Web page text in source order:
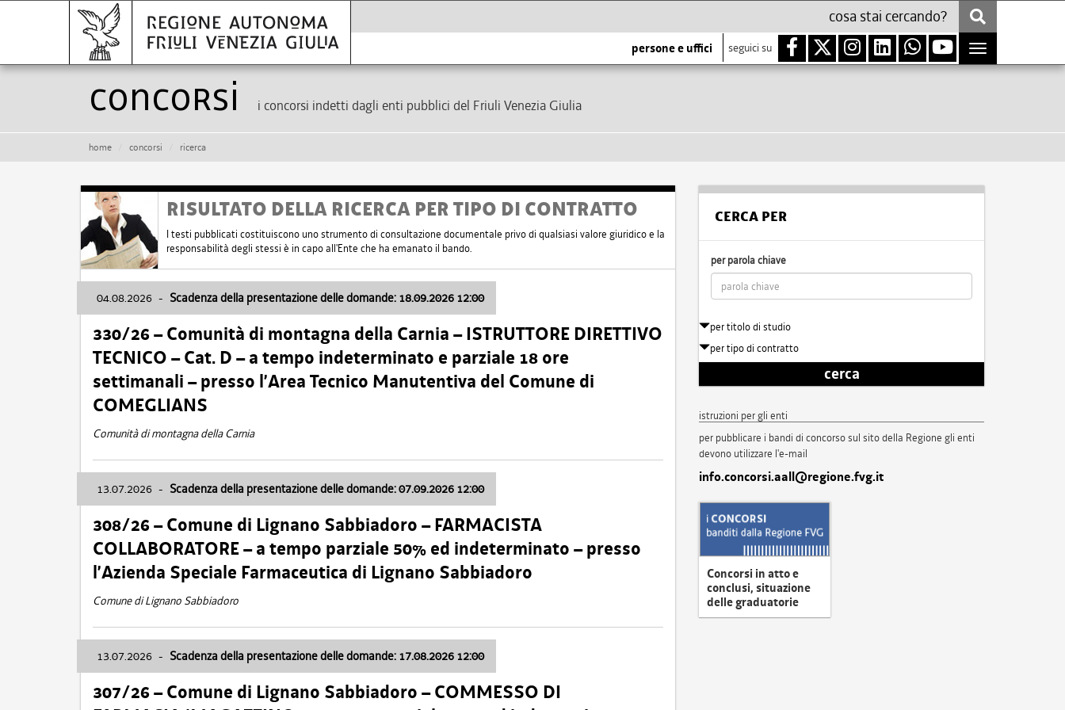
persone e uffici seguici su
Toggle
navigation
Concorsi i concorsi indetti dagli enti pubblici del Friuli Venezia Giulia
home concorsi ricerca
RISULTATO DELLA RICERCA PER TIPO DI CONTRATTO
I testi pubblicati costituiscono uno strumento di consultazione documentale privo di qualsiasi valore giuridico e la
responsabilità degli stessi è in capo all'Ente che ha emanato il bando.
04.08.2026 - Scadenza della presentazione delle domande: 18.09.2026 12:00
330/26 – Comunità di montagna della Carnia – ISTRUTTORE DIRETTIVO
TECNICO – Cat. D – a tempo indeterminato e parziale 18 ore
settimanali – presso l’Area Tecnico Manutentiva del Comune di
COMEGLIANS
Comunità di montagna della Carnia
13.07.2026 - Scadenza della presentazione delle domande: 07.09.2026 12:00
308/26 – Comune di Lignano Sabbiadoro – FARMACISTA
COLLABORATORE – a tempo parziale 50% ed indeterminato – presso
l’Azienda Speciale Farmaceutica di Lignano Sabbiadoro
Comune di Lignano Sabbiadoro
13.07.2026 - Scadenza della presentazione delle domande: 17.08.2026 12:00
307/26 – Comune di Lignano Sabbiadoro – COMMESSO DI
CERCA PER
per parola chiave
per titolo di studio
per tipo di contratto
cerca
istruzioni per gli enti
per pubblicare i bandi di concorso sul sito della Regione gli enti
devono utilizzare l'e-mail
info.concorsi.aall@regione.fvg.it
Concorsi in atto e
conclusi, situazione
delle graduatorie